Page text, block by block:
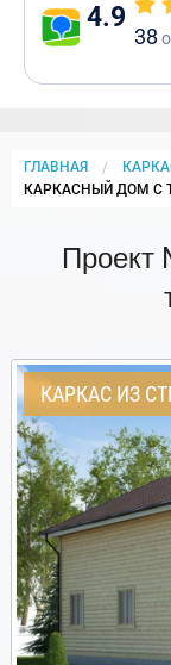
4.9
38
ГЛАВНАЯ
CURRENT:
КАРКАСНЫЙ ДОМ С
КАРКАС ИЗ